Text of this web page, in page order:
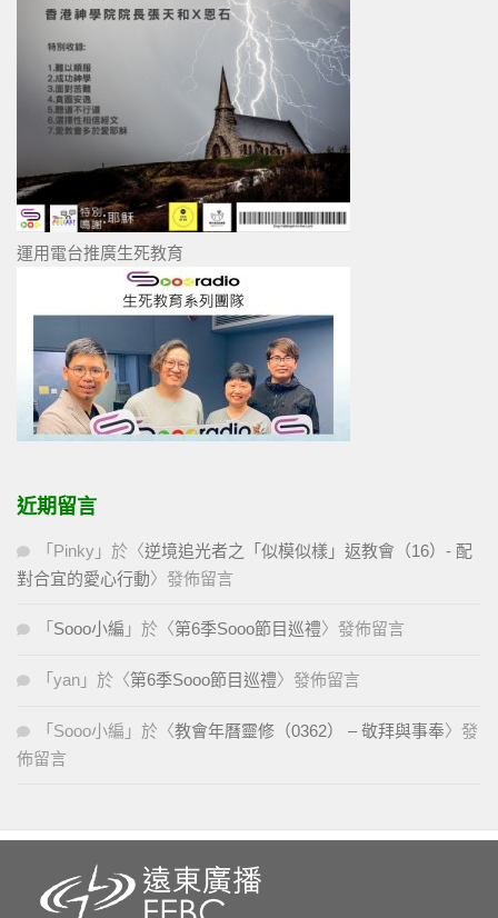
運用電台推廣生死教育
近期留言
「 Pinky 」於〈逆境追光者之「似模似樣」返教會（16）- 配
對合宜的愛心行動〉發佈留言
「 Sooo小編 」於〈第6季Sooo節目巡禮〉發佈留言
「 yan 」於〈第6季Sooo節目巡禮〉發佈留言
「 Sooo小編 」於〈教會年曆靈修（0362） – 敬拜與事奉〉發
佈留言